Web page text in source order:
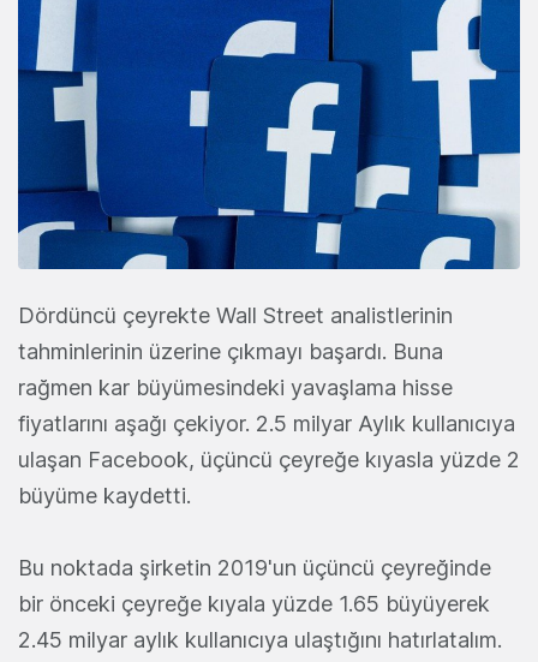
Dördüncü çeyrekte Wall Street analistlerinin
tahminlerinin üzerine çıkmayı başardı. Buna
rağmen kar büyümesindeki yavaşlama hisse
fiyatlarını aşağı çekiyor. 2.5 milyar Aylık kullanıcıya
ulaşan Facebook, üçüncü çeyreğe kıyasla yüzde 2
büyüme kaydetti.
Bu noktada şirketin 2019'un üçüncü çeyreğinde
bir önceki çeyreğe kıyala yüzde 1.65 büyüyerek
2.45 milyar aylık kullanıcıya ulaştığını hatırlatalım.